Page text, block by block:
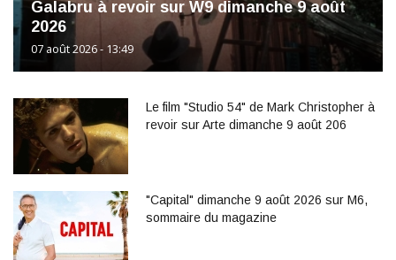
Galabru à revoir sur W9 dimanche 9 août
2026
07 août 2026 - 13:49
Le film "Studio 54" de Mark Christopher à
revoir sur Arte dimanche 9 août 206
"Capital" dimanche 9 août 2026 sur M6,
sommaire du magazine